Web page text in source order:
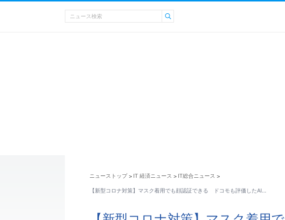
ニューストップ > IT 経済ニュース > IT総合ニュース >
【新型コロナ対策】マスク着用でも顔認証できる ドコモも評価したAI…